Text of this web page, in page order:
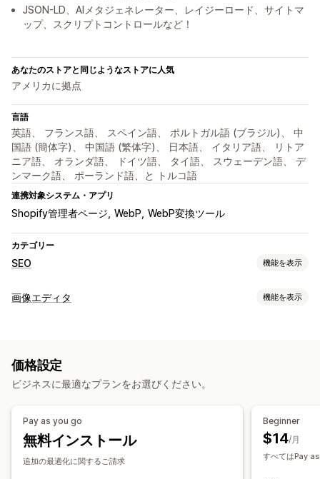
JSON-LD、AIメタジェネレーター、レイジーロード、サイトマ
ップ、スクリプトコントロールなど！
あなたのストアと同じようなストアに人気
アメリカに拠点
言語
英語、 フランス語、 スペイン語、 ポルトガル語 (ブラジル)、 中
国語 (簡体字)、 中国語 (繁体字)、 日本語、 イタリア語、 リトア
ニア語、 オランダ語、 ドイツ語、 タイ語、 スウェーデン語、 デ
ンマーク語、 ポーランド語、と トルコ語
連携対象システム・アプリ
Shopify管理者ページ WebP WebP変換ツール
カテゴリー
SEO 機能を表示
SEOツール
ページのインデックス付け
JSON-LD スキーマ スクリプト 一括編集
コンテンツの最適化
オートメーション
画像エディタ 機能を表示
一括編集
価格設定
ビジネスに最適なプランをお選びください。
Pay as you go
無料インストール
追加の最適化に関するご請求
Beginner
$14/月
すべてはPay